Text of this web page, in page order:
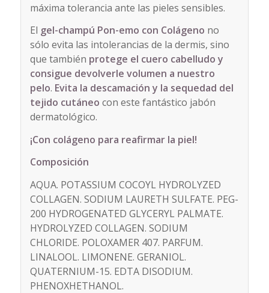
máxima tolerancia ante las pieles sensibles.
El gel-champú Pon-emo con Colágeno no
sólo evita las intolerancias de la dermis, sino
que también protege el cuero cabelludo y
consigue devolverle volumen a nuestro
pelo. Evita la descamación y la sequedad del
tejido cutáneo con este fantástico jabón
dermatológico.
¡Con colágeno para reafirmar la piel!
Composición
AQUA. POTASSIUM COCOYL HYDROLYZED
COLLAGEN. SODIUM LAURETH SULFATE. PEG-
200 HYDROGENATED GLYCERYL PALMATE.
HYDROLYZED COLLAGEN. SODIUM
CHLORIDE. POLOXAMER 407. PARFUM.
LINALOOL. LIMONENE. GERANIOL.
QUATERNIUM-15. EDTA DISODIUM.
PHENOXHETHANOL.